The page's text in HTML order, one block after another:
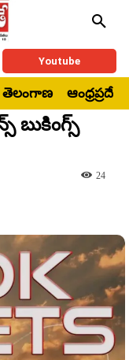
Youtube
తెలంగాణ ఆంధ్రప్రదేశ్
బుకింగ్స్
24